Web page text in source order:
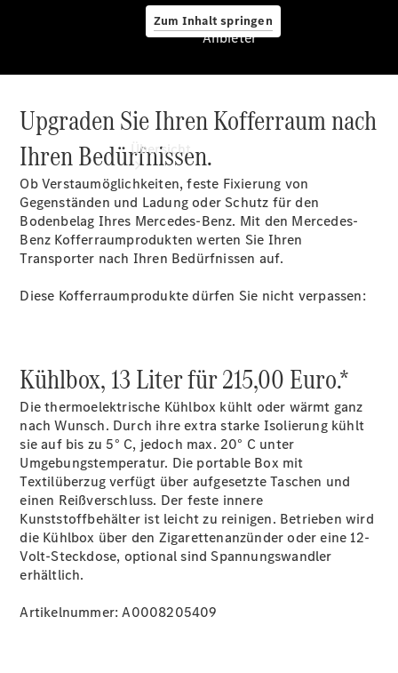
Zum Inhalt springen
Anbieter
Übersicht
Startseite
vereinbaren
Beratung
vereinbaren
Servicetermin
vereinbaren
Tel: +49
6631 780
02
Anbieter
Upgraden Sie Ihren Kofferraum nach
Ihren Bedürfnissen.
Ob Verstaumöglichkeiten, feste Fixierung von
Gegenständen und Ladung oder Schutz für den
Bodenbelag Ihres Mercedes-Benz. Mit den Mercedes-
Benz Kofferraumprodukten werten Sie Ihren
Transporter nach Ihren Bedürfnissen auf.
Diese Kofferraumprodukte dürfen Sie nicht verpassen:
Kühlbox, 13 Liter für 215,00 Euro.*
Die thermoelektrische Kühlbox kühlt oder wärmt ganz
nach Wunsch. Durch ihre extra starke Isolierung kühlt
sie auf bis zu 5° C, jedoch max. 20° C unter
Umgebungstemperatur. Die portable Box mit
Textilüberzug verfügt über aufgesetzte Taschen und
einen Reißverschluss. Der feste innere
Kunststoffbehälter ist leicht zu reinigen. Betrieben wird
die Kühlbox über den Zigarettenanzünder oder eine 12-
Volt-Steckdose, optional sind Spannungswandler
erhältlich.
Artikelnummer: A0008205409